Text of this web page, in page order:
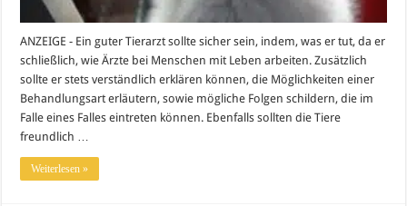
ANZEIGE - Ein guter Tierarzt sollte sicher sein, indem, was er tut, da er
schließlich, wie Ärzte bei Menschen mit Leben arbeiten. Zusätzlich
sollte er stets verständlich erklären können, die Möglichkeiten einer
Behandlungsart erläutern, sowie mögliche Folgen schildern, die im
Falle eines Falles eintreten können. Ebenfalls sollten die Tiere
freundlich …
Weiterlesen »